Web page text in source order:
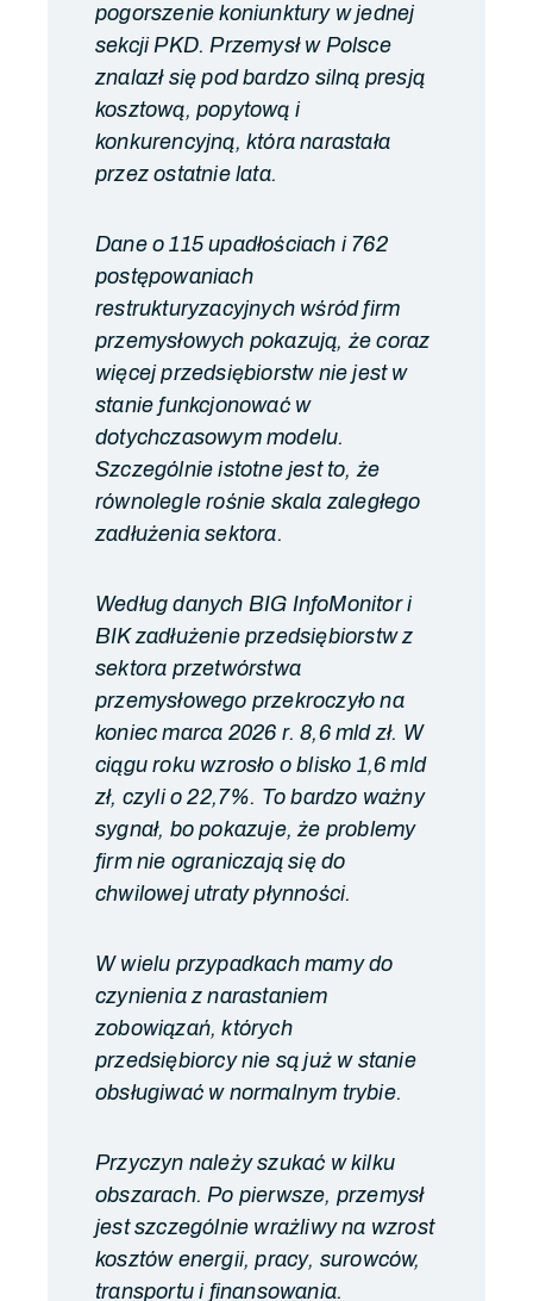
pogorszenie koniunktury w jednej
sekcji PKD. Przemysł w Polsce
znalazł się pod bardzo silną presją
kosztową, popytową i
konkurencyjną, która narastała
przez ostatnie lata.
Dane o 115 upadłościach i 762
postępowaniach
restrukturyzacyjnych wśród firm
przemysłowych pokazują, że coraz
więcej przedsiębiorstw nie jest w
stanie funkcjonować w
dotychczasowym modelu.
Szczególnie istotne jest to, że
równolegle rośnie skala zaległego
zadłużenia sektora.
Według danych BIG InfoMonitor i
BIK zadłużenie przedsiębiorstw z
sektora przetwórstwa
przemysłowego przekroczyło na
koniec marca 2026 r. 8,6 mld zł. W
ciągu roku wzrosło o blisko 1,6 mld
zł, czyli o 22,7%. To bardzo ważny
sygnał, bo pokazuje, że problemy
firm nie ograniczają się do
chwilowej utraty płynności.
W wielu przypadkach mamy do
czynienia z narastaniem
zobowiązań, których
przedsiębiorcy nie są już w stanie
obsługiwać w normalnym trybie.
Przyczyn należy szukać w kilku
obszarach. Po pierwsze, przemysł
jest szczególnie wrażliwy na wzrost
kosztów energii, pracy, surowców,
transportu i finansowania.